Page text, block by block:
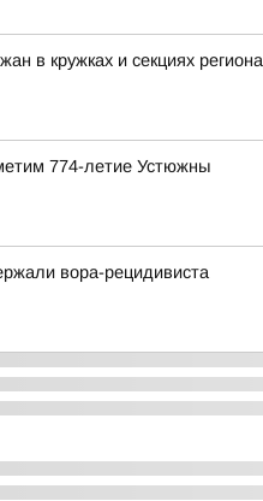
в кружках и секциях региона
774-летие Устюжны
вора-рецидивиста